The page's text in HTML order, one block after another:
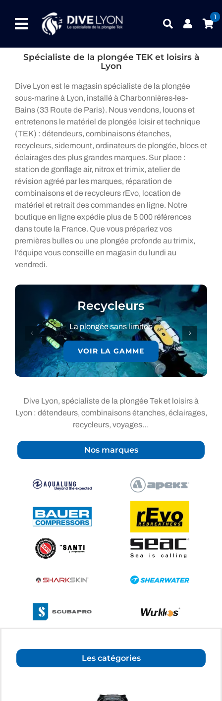
contenuToggle
Navigation
NOTRE UNIVERS PRODUITS
NOTRE MAGASIN
CONTACTEZ-NOUS
IDEES CADEAUX
Guides
1
Spécialiste de la plongée TEK et loisirs à
Lyon
Dive Lyon est le magasin spécialiste de la plongée
sous-marine à Lyon, installé à Charbonnières-les-
Bains (33 Route de Paris). Nous vendons, louons et
entretenons le matériel de plongée loisir et technique
(TEK) : détendeurs, combinaisons étanches,
recycleurs, sidemount, ordinateurs de plongée, blocs et
éclairages des plus grandes marques. Sur place :
station de gonflage air, nitrox et trimix, atelier de
révision agréé par les marques, réparation de
combinaisons et de recycleurs rEvo, location de
matériel et retrait des commandes en ligne. Notre
boutique en ligne expédie plus de 5 000 références
dans toute la France. Que vous prépariez vos
premières bulles ou une plongée profonde au trimix,
l’équipe vous conseille en magasin du lundi au
vendredi.
Recycleurs
La plongée sans limites
VOIR LA GAMME
Dive Lyon, spécialiste de la plongée Tek et loisirs à
Lyon : détendeurs, combinaisons étanches, éclairages,
recycleurs, voyages…
Nos marques
Les catégories